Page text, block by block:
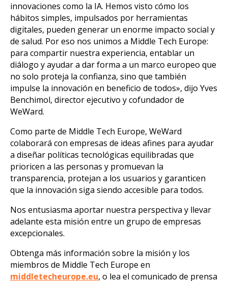
innovaciones como la IA. Hemos visto cómo los
hábitos simples, impulsados por herramientas
digitales, pueden generar un enorme impacto social y
de salud. Por eso nos unimos a Middle Tech Europe:
para compartir nuestra experiencia, entablar un
diálogo y ayudar a dar forma a un marco europeo que
no solo proteja la confianza, sino que también
impulse la innovación en beneficio de todos», dijo Yves
Benchimol, director ejecutivo y cofundador de
WeWard.
Como parte de Middle Tech Europe, WeWard
colaborará con empresas de ideas afines para ayudar
a diseñar políticas tecnológicas equilibradas que
prioricen a las personas y promuevan la
transparencia, protejan a los usuarios y garanticen
que la innovación siga siendo accesible para todos.
Nos entusiasma aportar nuestra perspectiva y llevar
adelante esta misión entre un grupo de empresas
excepcionales.
Obtenga más información sobre la misión y los
miembros de Middle Tech Europe en
middletecheurope.eu, o lea el comunicado de prensa